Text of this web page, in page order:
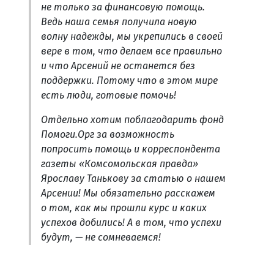
не только за финансовую помощь.
Ведь наша семья получила новую
волну надежды, мы укрепились в своей
вере в том, что делаем все правильно
и что Арсений не останется без
поддержки. Потому что в этом мире
есть люди, готовые помочь!
Отдельно хотим поблагодарить фонд
Помоги.Орг за возможность
попросить помощь и корреспондента
газеты «Комсомольская правда»
Ярославу Танькову за статью о нашем
Арсении! Мы обязательно расскажем
о том, как мы прошли курс и каких
успехов добились! А в том, что успехи
будут, — не сомневаемся!